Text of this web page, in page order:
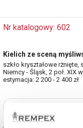
Nr katalogowy: 602
Kielich ze sceną
szkło kryształowe rżnięte,
Niemcy - Śląsk, 2 poł. XIX
estymacja: 2 200 - 2 400 zł